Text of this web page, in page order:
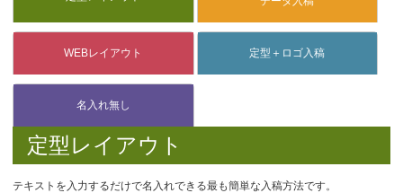
定型レイアウト
テキストを入力するだけで名入れできる最も簡単な入稿方法です。